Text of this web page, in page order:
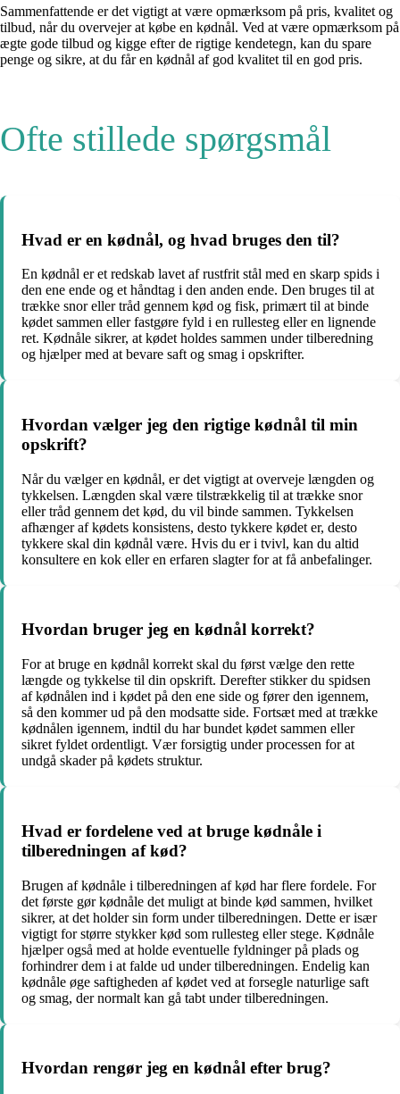
Sammenfattende er det vigtigt at være opmærksom på pris, kvalitet og
tilbud, når du overvejer at købe en kødnål. Ved at være opmærksom på
ægte gode tilbud og kigge efter de rigtige kendetegn, kan du spare
penge og sikre, at du får en kødnål af god kvalitet til en god pris.
Ofte stillede spørgsmål
Hvad er en kødnål, og hvad bruges den til?
En kødnål er et redskab lavet af rustfrit stål med en skarp spids i
den ene ende og et håndtag i den anden ende. Den bruges til at
trække snor eller tråd gennem kød og fisk, primært til at binde
kødet sammen eller fastgøre fyld i en rullesteg eller en lignende
ret. Kødnåle sikrer, at kødet holdes sammen under tilberedning
og hjælper med at bevare saft og smag i opskrifter.
Hvordan vælger jeg den rigtige kødnål til min
opskrift?
Når du vælger en kødnål, er det vigtigt at overveje længden og
tykkelsen. Længden skal være tilstrækkelig til at trække snor
eller tråd gennem det kød, du vil binde sammen. Tykkelsen
afhænger af kødets konsistens, desto tykkere kødet er, desto
tykkere skal din kødnål være. Hvis du er i tvivl, kan du altid
konsultere en kok eller en erfaren slagter for at få anbefalinger.
Hvordan bruger jeg en kødnål korrekt?
For at bruge en kødnål korrekt skal du først vælge den rette
længde og tykkelse til din opskrift. Derefter stikker du spidsen
af kødnålen ind i kødet på den ene side og fører den igennem,
så den kommer ud på den modsatte side. Fortsæt med at trække
kødnålen igennem, indtil du har bundet kødet sammen eller
sikret fyldet ordentligt. Vær forsigtig under processen for at
undgå skader på kødets struktur.
Hvad er fordelene ved at bruge kødnåle i
tilberedningen af kød?
Brugen af kødnåle i tilberedningen af kød har flere fordele. For
det første gør kødnåle det muligt at binde kød sammen, hvilket
sikrer, at det holder sin form under tilberedningen. Dette er især
vigtigt for større stykker kød som rullesteg eller stege. Kødnåle
hjælper også med at holde eventuelle fyldninger på plads og
forhindrer dem i at falde ud under tilberedningen. Endelig kan
kødnåle øge saftigheden af kødet ved at forsegle naturlige saft
og smag, der normalt kan gå tabt under tilberedningen.
Hvordan rengør jeg en kødnål efter brug?